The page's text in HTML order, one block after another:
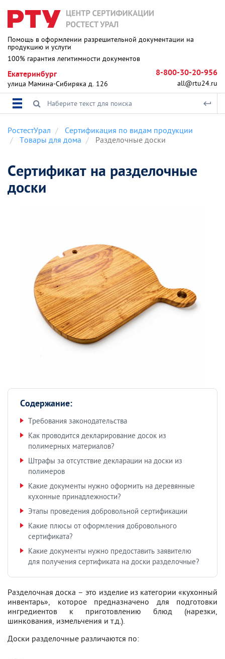
Помощь в оформлении разрешительной документации на
продукцию и услуги
100% гарантия легитимности документов
Екатеринбург
улица Мамина-Сибиряка д. 126
8-800-30-20-956
all@rtu24.ru
РостестУрал
Сертификация по видам продукции
Товары для дома
Разделочные доски
Сертификат на разделочные
доски
Содержание:
Требования законодательства
Как проводится декларирование досок из
полимерных материалов?
Штрафы за отсутствие декларации на доски из
полимеров
Какие документы нужно оформить на деревянные
кухонные принадлежности?
Этапы проведения добровольной сертификации
Какие плюсы от оформления добровольного
сертификата?
Какие документы нужно предоставить заявителю
для получения сертификата на доски разделочные?
Разделочная доска – это изделие из категории «кухонный
инвентарь», которое предназначено для подготовки
ингредиентов к приготовлению блюд (нарезки,
шинкования, измельчения и т.д.).
Доски разделочные различаются по: